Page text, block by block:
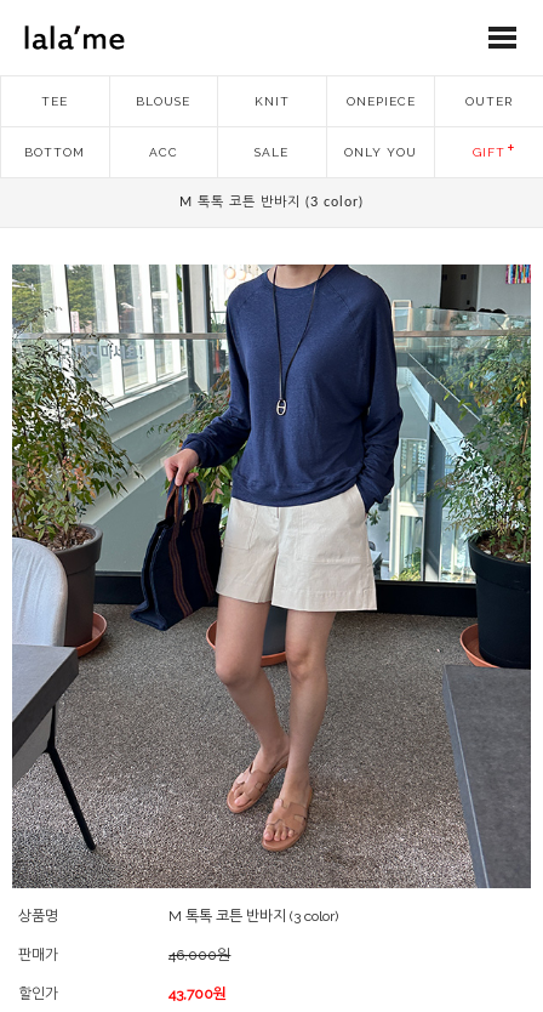
TEE BLOUSE KNIT ONEPIECE OUTER
BOTTOM ACC SALE ONLY YOU GIFT
M 톡톡 코튼 반바지 (3 color)
상품명 M 톡톡 코튼 반바지 (3 color)
판매가 46,000원
할인가 43,700원